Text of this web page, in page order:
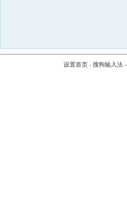
设置首页- 搜狗输入法-